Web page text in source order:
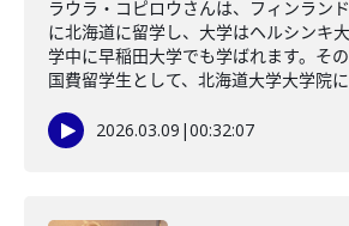
ラウラ・コピロウさんは、フィンラン
に北海道に留学し、大学はヘルシンキ
学中に早稲田大学でも学ばれます。そ
国費留学生として、北海道大学大学院
2026.03.09 |00:32:07